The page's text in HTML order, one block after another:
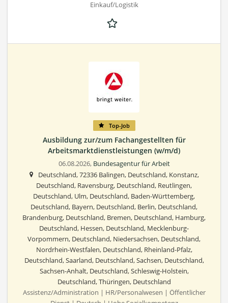
Einkauf/Logistik
Top-Job
Ausbildung zur/zum Fachangestellten für
Arbeitsmarktdienstleistungen (w/m/d)
06.08.2026, Bundesagentur für Arbeit
Deutschland, 72336 Balingen, Deutschland, Konstanz,
Deutschland, Ravensburg, Deutschland, Reutlingen,
Deutschland, Ulm, Deutschland, Baden-Württemberg,
Deutschland, Bayern, Deutschland, Berlin, Deutschland,
Brandenburg, Deutschland, Bremen, Deutschland, Hamburg,
Deutschland, Hessen, Deutschland, Mecklenburg-
Vorpommern, Deutschland, Niedersachsen, Deutschland,
Nordrhein-Westfalen, Deutschland, Rheinland-Pfalz,
Deutschland, Saarland, Deutschland, Sachsen, Deutschland,
Sachsen-Anhalt, Deutschland, Schleswig-Holstein,
Deutschland, Thüringen, Deutschland
Assistenz/Administration | HR/Personalwesen | Öffentlicher